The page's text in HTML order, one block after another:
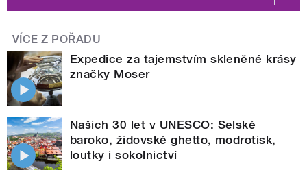
VÍCE Z POŘADU
Expedice za tajemstvím skleněné krásy
značky Moser
Našich 30 let v UNESCO: Selské
baroko, židovské ghetto, modrotisk,
loutky i sokolnictví